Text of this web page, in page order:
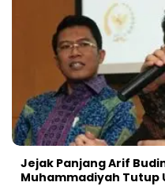
Jejak Panjang Arif
Muhammadiyah Tutup